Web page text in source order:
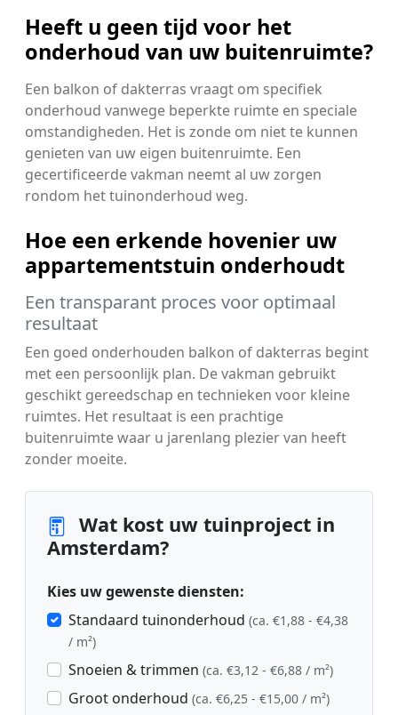
Heeft u geen tijd voor het
onderhoud van uw buitenruimte?
Een balkon of dakterras vraagt om specifiek
onderhoud vanwege beperkte ruimte en speciale
omstandigheden. Het is zonde om niet te kunnen
genieten van uw eigen buitenruimte. Een
gecertificeerde vakman neemt al uw zorgen
rondom het tuinonderhoud weg.
Hoe een erkende hovenier uw
appartementstuin onderhoudt
Een transparant proces voor optimaal
resultaat
Een goed onderhouden balkon of dakterras begint
met een persoonlijk plan. De vakman gebruikt
geschikt gereedschap en technieken voor kleine
ruimtes. Het resultaat is een prachtige
buitenruimte waar u jarenlang plezier van heeft
zonder moeite.
Wat kost uw tuinproject in
Amsterdam?
Kies uw gewenste diensten:
Standaard tuinonderhoud (ca. €1,88 - €4,38
/ m²)
Snoeien & trimmen (ca. €3,12 - €6,88 / m²)
Groot onderhoud (ca. €6,25 - €15,00 / m²)